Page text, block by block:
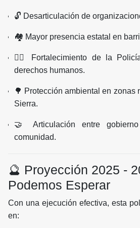
🔓 Desarticulación de
🏘️ Mayor presencia estatal en
👮‍♂️ Fortalecimiento de la
derechos humanos.
🌳 Protección ambiental en zonas
Sierra.
🤝 Articulación entre
comunidad.
🔮 Proyección 2025 -
Podemos Esperar
Con una ejecución efectiva, esta
en: